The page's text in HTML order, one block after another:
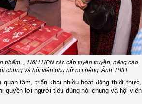
Hội LHPN các cấp tuyên truyền, nâng cao
chung và hội viên phụ nữ nói riêng. Ảnh: PVH
tâm, triển khai nhiều hoạt động thiết thực,
quyền lợi người tiêu dùng nói chung và hội viên